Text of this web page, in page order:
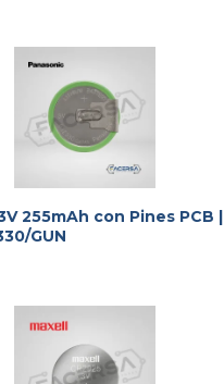
255mAh con Pines PCB |
GUN